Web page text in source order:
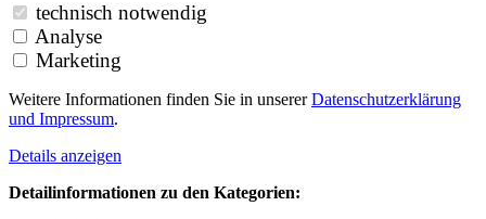
technisch notwendig
Analyse
Marketing
Weitere Informationen finden Sie in unsererDatenschutzerklärung
und Impressum.
Details anzeigen
Detailinformationen zu den Kategorien: